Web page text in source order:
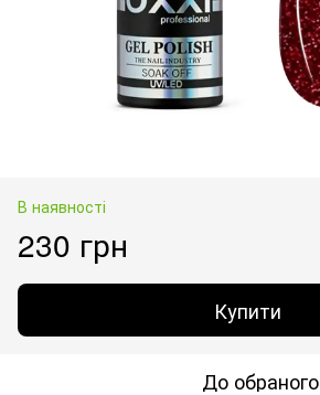
В наявності
230 грн
Купити
До обраного